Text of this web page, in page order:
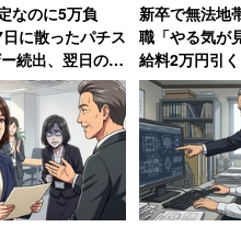
性が好きな理由はただ一つ
。そのときにお金持ちの
なのに5万負
に散ったパチス
続出、翌日の
い日」に10万負
新卒で無法地
職「やる気が
給料2万円引
は「1000万円
ボーナス6万
性【後編】